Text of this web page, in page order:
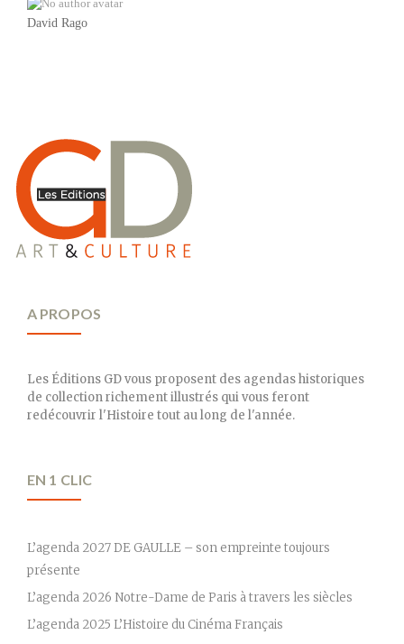
David Rago
A PROPOS
Les Éditions GD vous proposent des agendas historiques
de collection richement illustrés qui vous feront
redécouvrir l'Histoire tout au long de l'année.
EN 1 CLIC
L’agenda 2027 DE GAULLE – son empreinte toujours
présente
L’agenda 2026 Notre-Dame de Paris à travers les siècles
L’agenda 2025 L’Histoire du Cinéma Français